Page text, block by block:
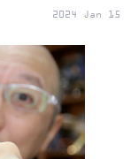
2024 Jan 15